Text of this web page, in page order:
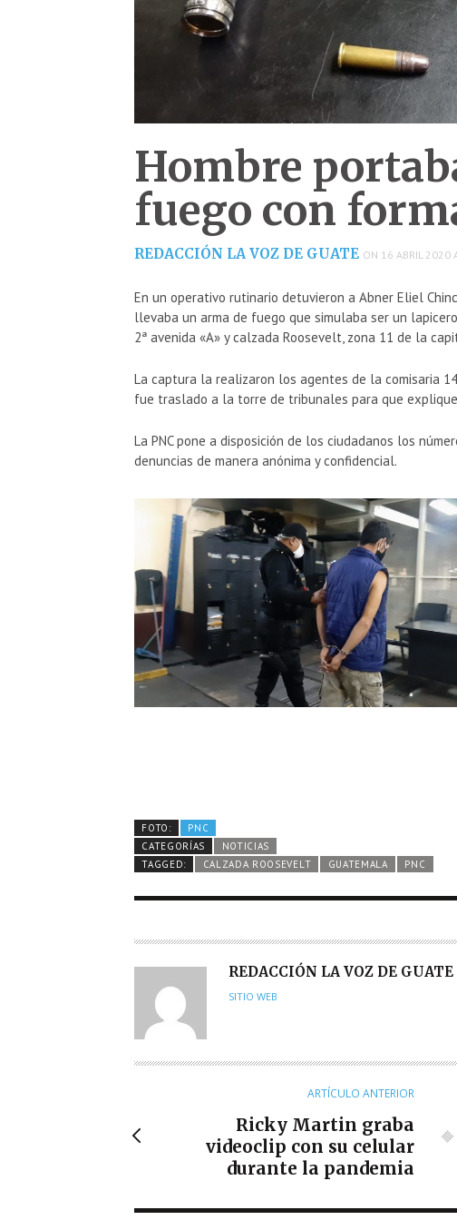
Hombre
fuego con
REDACCIÓN LA VOZ DE GUATE ON 16 ABRIL 2020
En un operativo rutinario detuvieron a Abner Eliel
llevaba un arma de fuego que simulaba ser un
2ª avenida «A» y calzada Roosevelt, zona 11 de la
La captura la realizaron los agentes de la comisaria
fue traslado a la torre de tribunales para que
La PNC pone a disposición de los ciudadanos los
denuncias de manera anónima y confidencial.
FOTO:
PNC
CATEGORÍAS
NOTICIAS
TAGGED:
CALZADA ROOSEVELT GUATEMALA PNC
A
U
R
REDACCIÓN LA VOZ DE GUATE
SITIO WEB
ARTÍCULO ANTERIOR
Ricky Martin graba
videoclip con su celular
durante la pandemia